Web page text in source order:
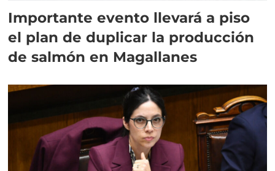
Importante evento llevará a piso
el plan de duplicar la producción
de salmón en Magallanes